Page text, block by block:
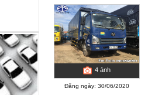
4 ảnh
Đăng ngày: 30/06/2020